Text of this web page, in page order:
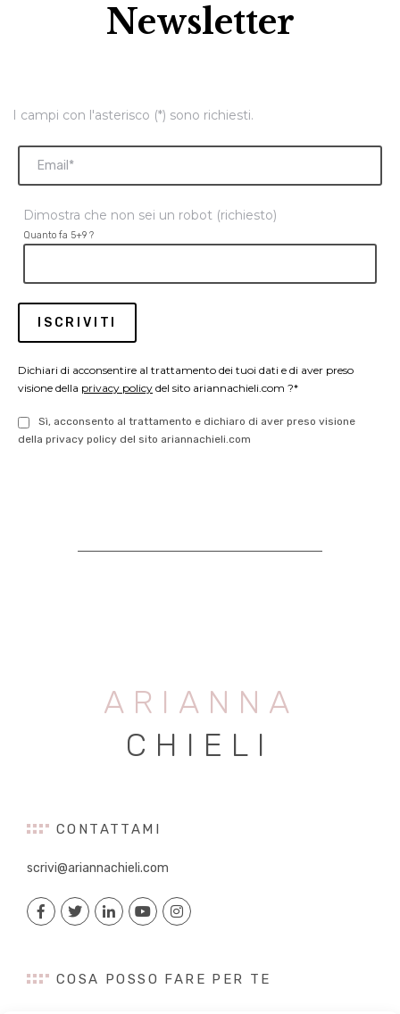
Newsletter
I campi con l'asterisco (*) sono richiesti.
Dimostra che non sei un robot (richiesto)
Quanto fa 5+9 ?
Dichiari di acconsentire al trattamento dei tuoi dati e di aver preso
visione della privacy policy del sito ariannachieli.com ?*
Sì, acconsento al trattamento e dichiaro di aver preso visione
della privacy policy del sito ariannachieli.com
ARIANNA
CHIELI
CONTATTAMI
scrivi@ariannachieli.com
COSA POSSO FARE PER TE